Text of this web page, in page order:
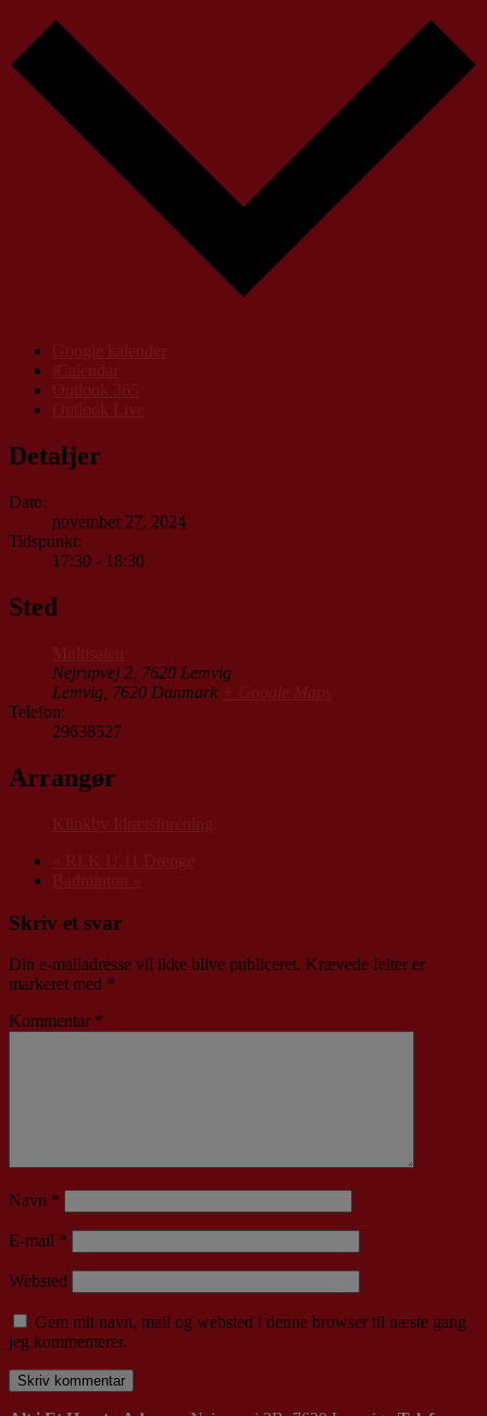
Detaljer
Dato:
november 27, 2024
Tidspunkt:
17:30 - 18:30
Sted
Nejrupvej 2, 7620 Lemvig
Lemvig 7620 Danmark
Telefon:
29638527
Arrangør
Skriv et svar
Din e-mailadresse vil ikke blive publiceret. Krævede felter er
markeret med *
Kommentar *
Navn *
E-mail *
Websted
Gem mit navn, mail og websted i denne browser til næste gang
jeg kommenterer.